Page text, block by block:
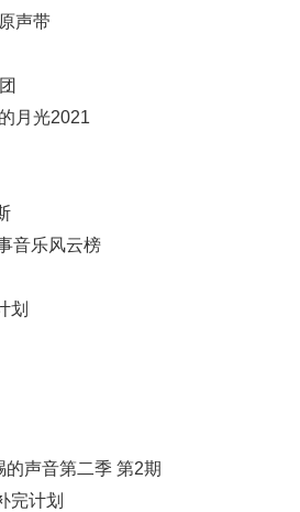
声带
月光2021
音乐风云榜
划
声音第二季 第2期
完计划